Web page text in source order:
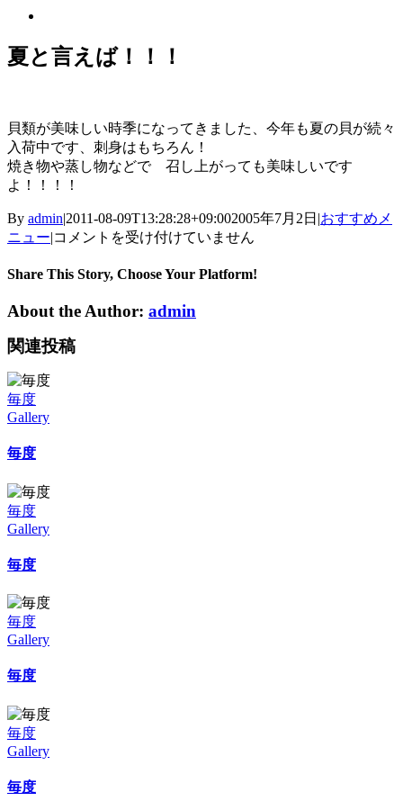
Image
夏と言えば！！！
貝類が美味しい時季になってきました、今年も夏の貝が続々
入荷中です、刺身はもちろん！
焼き物や蒸し物などで 召し上がっても美味しいです
よ！！！！
By admin|2011-08-09T13:28:28+09:002005年7月2日 |おすすめメ
ニュー|夏
言
ば！！！
コメントを受け付けていません
Share This Story, Choose Your Platform!
About the Author: admin
関連投稿
毎度
Gallery
毎度
毎度
Gallery
毎度
毎度
Gallery
毎度
毎度
Gallery
毎度